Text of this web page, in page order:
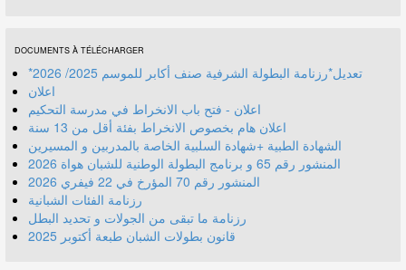
DOCUMENTS À TÉLÉCHARGER
*تعديل*رزنامة البطولة الشرفية صنف أكابر للموسم 2025/ 2026
اعلان
اعلان - فتح باب الانخراط في مدرسة التحكيم
اعلان هام بخصوص الانخراط بفئة أقل من 13 سنة
الشهادة الطبية +شهادة السلبية الخاصة بالمدربين و المسيرين
المنشور رقم 70 المؤرخ في 22 فيفري 2026
رزنامة الفئات الشبانية
رزنامة ما تبقى من الجولات و تحديد البطل
قانون بطولات الشبان طبعة أكتوبر 2025